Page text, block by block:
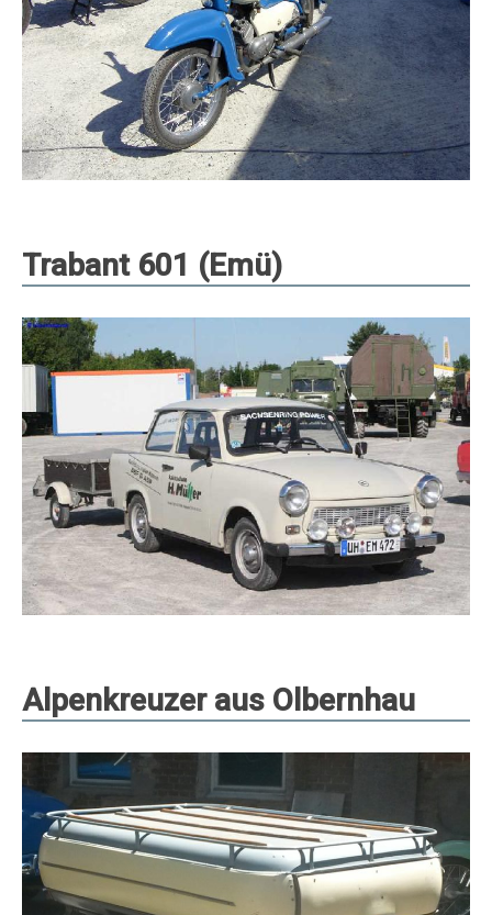
Trabant 601 (Emü)
Alpenkreuzer aus Olbernhau